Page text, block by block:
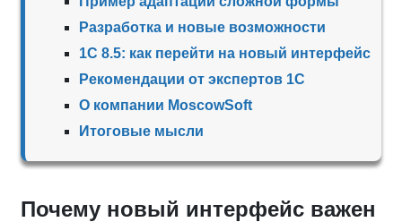
Разработка и новые возможности
1С 8.5: как перейти на новый интерфейс
Рекомендации от экспертов 1С
О компании MoscowSoft
Итоговые мысли
Почему новый интерфейс важен